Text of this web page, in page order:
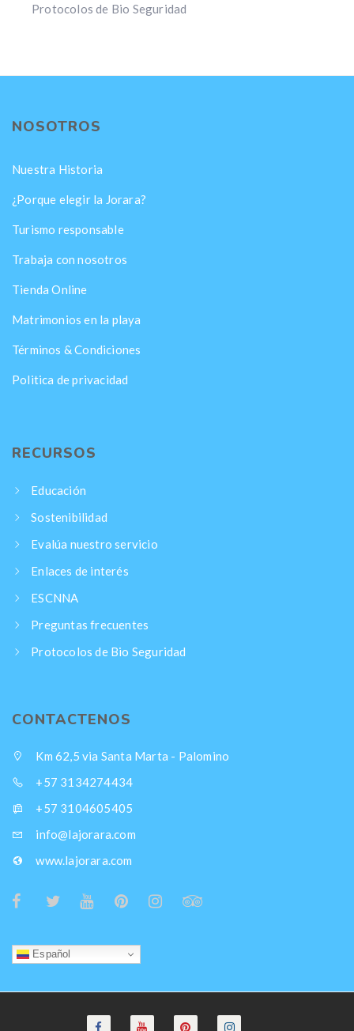
Protocolos de Bio Seguridad
NOSOTROS
Nuestra Historia
¿Porque elegir la Jorara?
Turismo responsable
Trabaja con nosotros
Tienda Online
Matrimonios en la playa
Términos & Condiciones
Politica de privacidad
RECURSOS
Educación
Sostenibilidad
Evalúa nuestro servicio
Enlaces de interés
ESCNNA
Preguntas frecuentes
Protocolos de Bio Seguridad
CONTACTENOS
Km 62,5 via Santa Marta - Palomino
+57 3134274434
+57 3104605405
info@lajorara.com
www.lajorara.com
Español